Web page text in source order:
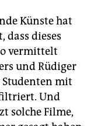
Künste hat
dass dieses
vermittelt
und Rüdiger
mit
Und
solche Filme,